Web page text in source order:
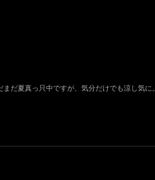
だ夏真っ只中ですが、気分だけでも涼し気に。